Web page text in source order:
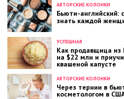
АВТОРСКИЕ КОЛОНКИ
Бьюти-английский:
знать каждой
АВТОРСКИЕ КОЛОНКИ
Через тернии в
косметологом в
УСПЕШНАЯ
Как продавщица из
на $22 млн и
квашеной капусте